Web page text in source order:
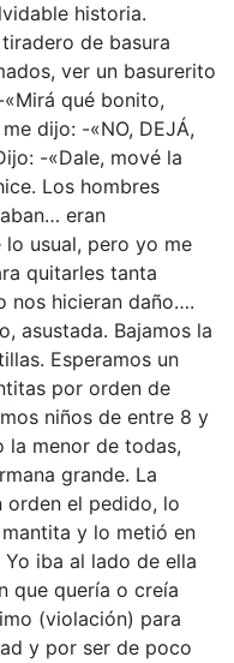
historia.
de basura
ver un basurerito
qué bonito,
dijo: -«NO, DEJÁ,
-«Dale, mové la
Los hombres
eran
usual, pero yo me
quitarles tanta
nos hicieran daño….
asustada. Bajamos la
Esperamos un
por orden de
niños de entre 8 y
la menor de todas,
grande. La
el pedido, lo
y lo metió en
iba al lado de ella
que quería o creía
(violación) para
y por ser de poco